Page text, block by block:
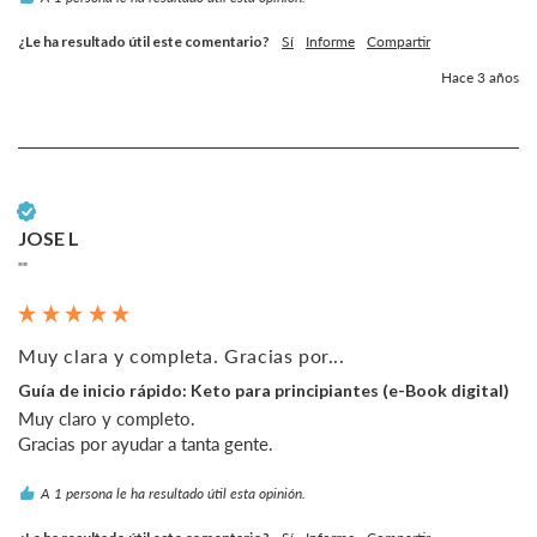
¿Le ha resultado útil este comentario? Sí Informe
Compartir
Hace 3 años
JOSE L
""
Muy clara y completa. Gracias por...
Guía de inicio rápido: Keto para principiantes (e-Book digital)
Muy claro y completo.
A 1 persona le ha resultado útil esta opinión.